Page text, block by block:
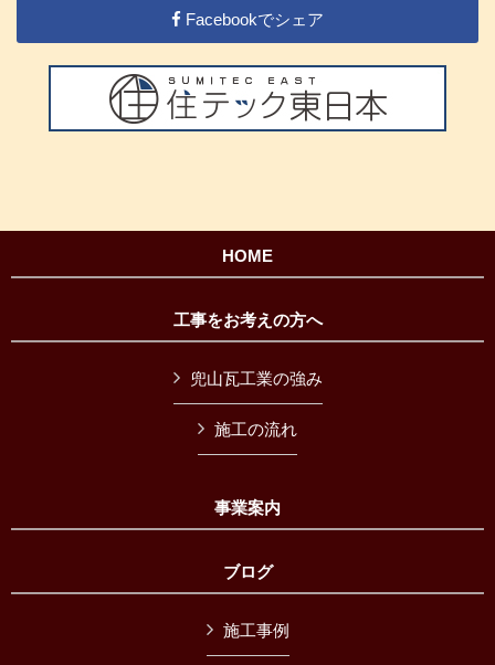
Facebookでシェア
HOME
工事をお考えの方へ
兜山瓦工業の強み
施工の流れ
事業案内
ブログ
施工事例